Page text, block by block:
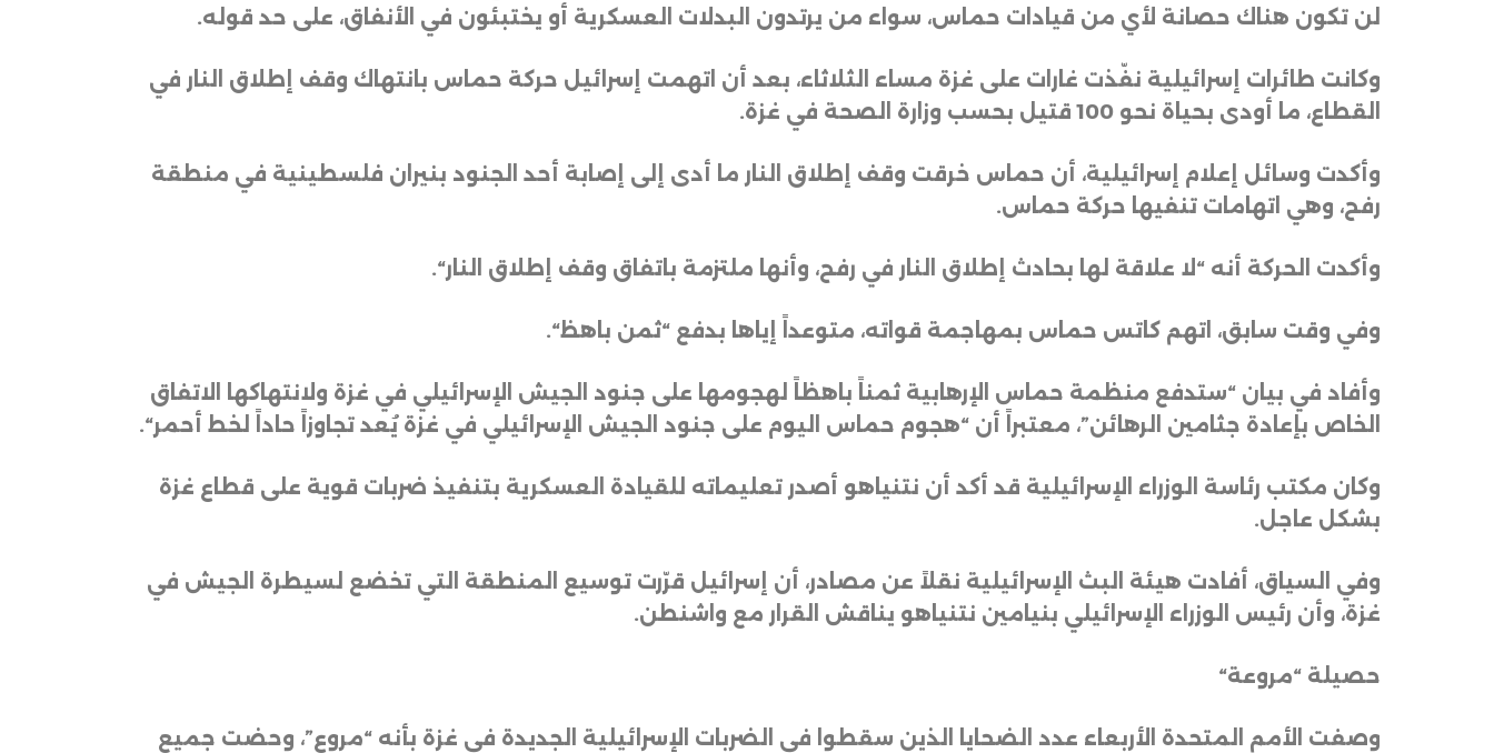
لن تكون هناك حصانة لأي من قيادات حماس، سواء من يرتدون البدلات العسكرية أو يختبئون في الأنفاق، على حد قوله.
وكانت طائرات إسرائيلية نفّذت غارات على غزة مساء الثلاثاء، بعد أن اتهمت إسرائيل حركة حماس بانتهاك وقف إطلاق النار في
القطاع، ما أودى بحياة نحو 100 قتيل بحسب وزارة الصحة في غزة
.
وأكدت وسائل إعلام إسرائيلية، أن حماس خرقت وقف إطلاق النار ما أدى إلى إصابة أحد الجنود بنيران فلسطينية في منطقة
رفح، وهي اتهامات تنفيها حركة حماس.
وأكدت الحركة أنه “لا علاقة لها بحادث إطلاق النار في رفح، وأنها ملتزمة باتفاق وقف إطلاق النار“.
وفي وقت سابق، اتهم كاتس حماس بمهاجمة قواته، متوعداً إياها بدفع “ثمن باهظ“.
وأفاد في بيان “ستدفع منظمة حماس الإرهابية ثمناً باهظاً لهجومها على جنود الجيش الإسرائيلي في غزة ولانتهاكها الاتفاق
الخاص بإعادة جثامين الرهائن”، معتبراً أن “هجوم حماس اليوم على جنود الجيش الإسرائيلي في غزة يُعد تجاوزاً حاداً لخط أحمر“.
وكان مكتب رئاسة الوزراء الإسرائيلية قد أكد أن نتنياهو أصدر تعليماته للقيادة العسكرية بتنفيذ ضربات قوية على قطاع غزة
بشكل عاجل.
وفي السياق، أفادت هيئة البث الإسرائيلية نقلاً عن مصادر، أن إسرائيل قرّرت توسيع المنطقة التي تخضع لسيطرة الجيش في
غزة، وأن رئيس الوزراء الإسرائيلي بنيامين نتنياهو يناقش القرار مع واشنطن.
حصيلة “مروعة“
وصفت الأمم المتحدة الأربعاء عدد الضحايا الذين سقطوا في الضربات الإسرائيلية الجديدة في غزة بأنه “مروع”، وحضت جميع